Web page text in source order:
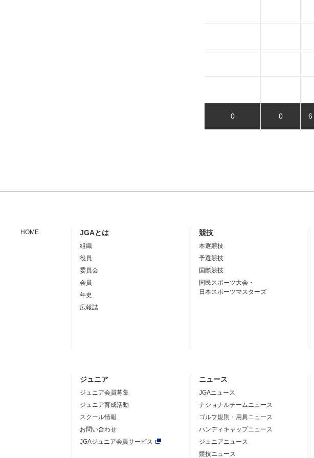
0 0 6
HOME JGAとは
組織
役員
委員会
会員
年史
広報誌
競技
本選競技
予選競技
国際競技
国民スポーツ大会・
日本スポーツマスターズ
ジュニア
ジュニア会員募集
ジュニア育成活動
スクール情報
お問い合わせ
JGAジュニア会員サービス
ニュース
JGAニュース
ナショナルチームニュース
ゴルフ規則・用具ニュース
ハンディキャップニュース
ジュニアニュース
競技ニュース